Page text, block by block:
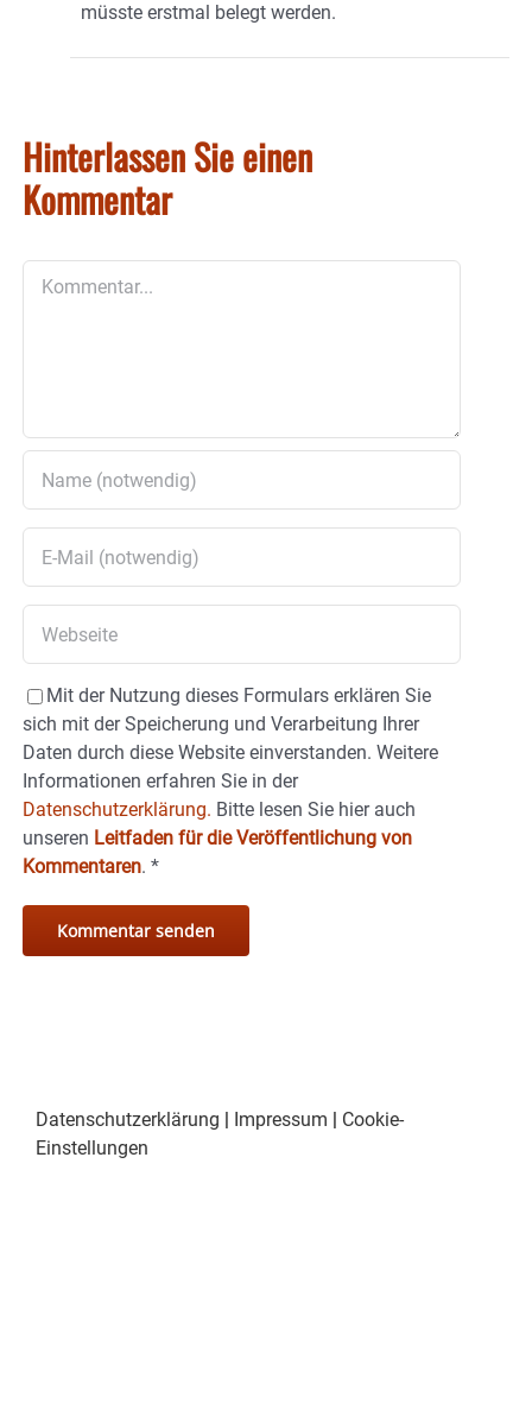
müsste erstmal belegt werden.
Hinterlassen Sie einen
Kommentar
Mit der Nutzung dieses Formulars erklären Sie
sich mit der Speicherung und Verarbeitung Ihrer
Daten durch diese Website einverstanden. Weitere
Informationen erfahren Sie in der
Datenschutzerklärung. Bitte lesen Sie hier auch
unseren Leitfaden für die Veröffentlichung von
Kommentaren. *
Datenschutzerklärung Impressum
Cookie-
Einstellungen